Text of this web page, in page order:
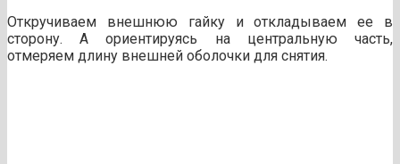
Откручиваем внешнюю гайку и откладываем ее в
сторону. А ориентируясь на центральную часть,
отмеряем длину внешней оболочки для снятия.